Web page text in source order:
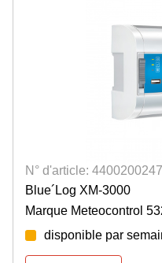
N° d'article: 4400200247
Blue´Log XM-3000
Marque Meteocontrol
disponible par